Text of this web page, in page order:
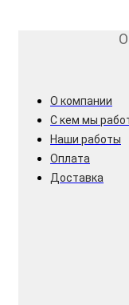
О компании
С кем мы
Наши работы
Оплата
Доставка